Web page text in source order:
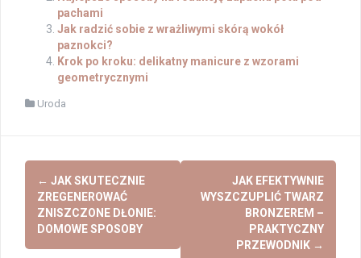
pachami
Jak radzić sobie z wrażliwymi skórą wokół
paznokci?
Krok po kroku: delikatny manicure z wzorami
geometrycznymi
Uroda
Post
navigation
← JAK SKUTECZNIE
ZREGENEROWAĆ
ZNISZCZONE DŁONIE:
DOMOWE SPOSOBY
JAK EFEKTYWNIE
WYSZCZUPLIĆ TWARZ
BRONZEREM –
PRAKTYCZNY
PRZEWODNIK →